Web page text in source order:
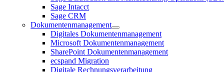
Sage Intacct
Sage CRM
Dokumentenmanagement
Digitales Dokumentenmanagement
Microsoft Dokumentenmanagement
SharePoint Dokumentenmanagement
ecspand Migration
Digitale Rechnungsverarbeitung